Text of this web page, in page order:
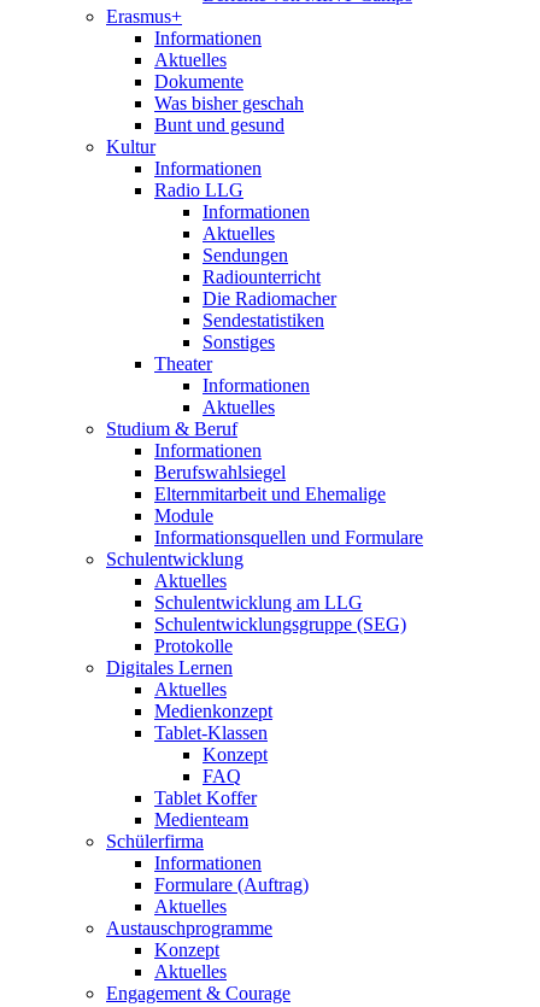
Erasmus+
Informationen
Aktuelles
Dokumente
Was bisher geschah
Bunt und gesund
Kultur
Informationen
Radio LLG
Informationen
Aktuelles
Sendungen
Radiounterricht
Die Radiomacher
Sendestatistiken
Sonstiges
Theater
Informationen
Aktuelles
Studium & Beruf
Informationen
Berufswahlsiegel
Elternmitarbeit und Ehemalige
Module
Informationsquellen und Formulare
Schulentwicklung
Aktuelles
Schulentwicklung am LLG
Schulentwicklungsgruppe (SEG)
Protokolle
Digitales Lernen
Aktuelles
Medienkonzept
Tablet-Klassen
Konzept
FAQ
Tablet Koffer
Medienteam
Schülerfirma
Informationen
Formulare (Auftrag)
Aktuelles
Austauschprogramme
Konzept
Aktuelles
Engagement & Courage